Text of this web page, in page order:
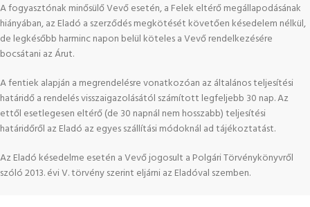
A fogyasztónak minősülő Vevő esetén, a Felek eltérő megállapodásának
hiányában, az Eladó a szerződés megkötését követően késedelem nélkül,
de legkésőbb harminc napon belül köteles a Vevő rendelkezésére
bocsátani az Árut.
A fentiek alapján a megrendelésre vonatkozóan az általános teljesítési
határidő a rendelés visszaigazolásától számított legfeljebb 30 nap. Az
ettől esetlegesen eltérő (de 30 napnál nem hosszabb) teljesítési
határidőről az Eladó az egyes szállítási módoknál ad tájékoztatást.
Az Eladó késedelme esetén a Vevő jogosult a Polgári Törvénykönyvről
szóló 2013. évi V. törvény szerint eljárni az Eladóval szemben.